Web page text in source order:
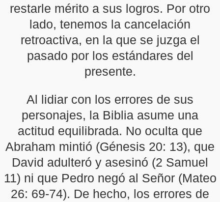
restarle mérito a sus logros. Por otro
lado, tenemos la cancelación
retroactiva, en la que se juzga el
pasado por los estándares del
presente.
Al lidiar con los errores de sus
personajes, la Biblia asume una
actitud equilibrada. No oculta que
Abraham mintió (Génesis 20: 13), que
David adulteró y asesinó (2 Samuel
11) ni que Pedro negó al Señor (Mateo
26: 69-74). De hecho, los errores de